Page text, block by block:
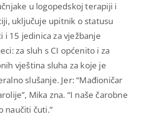
u logopedskoj terapiji i
uključuje upitnik o statusu
i 15 jedinica za vježbanje
za sluh s CI općenito i za
vještina sluha za koje je
slušanje. Jer: “Mađioničar
Mika zna. “I naše čarobne
naučiti čuti.”